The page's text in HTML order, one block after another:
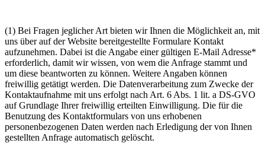
(1) Bei Fragen jeglicher Art bieten wir Ihnen die Möglichkeit an, mit
uns über auf der Website bereitgestellte Formulare Kontakt
aufzunehmen. Dabei ist die Angabe einer gültigen E-Mail Adresse*
erforderlich, damit wir wissen, von wem die Anfrage stammt und
um diese beantworten zu können. Weitere Angaben können
freiwillig getätigt werden. Die Datenverarbeitung zum Zwecke der
Kontaktaufnahme mit uns erfolgt nach Art. 6 Abs. 1 lit. a DS-GVO
auf Grundlage Ihrer freiwillig erteilten Einwilligung. Die für die
Benutzung des Kontaktformulars von uns erhobenen
personenbezogenen Daten werden nach Erledigung der von Ihnen
gestellten Anfrage automatisch gelöscht.